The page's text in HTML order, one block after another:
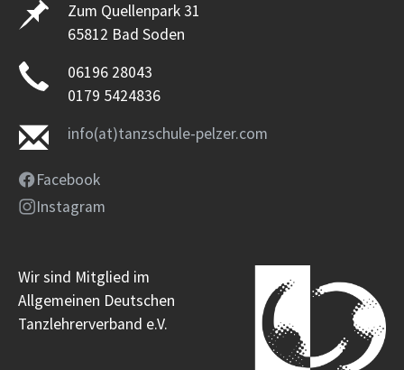
Zum Quellenpark 31
65812 Bad Soden
06196 28043
0179 5424836
info(at)tanzschule-pelzer.com
Facebook
Instagram
Wir sind Mitglied im
Allgemeinen Deutschen
Tanzlehrerverband e.V.